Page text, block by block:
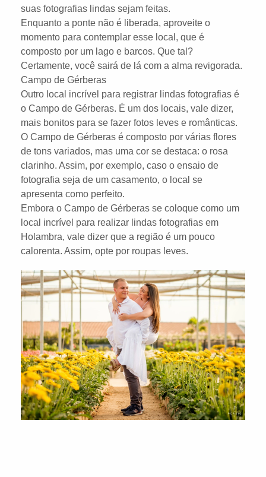
suas fotografias lindas sejam feitas.
Enquanto a ponte não é liberada, aproveite o
momento para contemplar esse local, que é
composto por um lago e barcos. Que tal?
Certamente, você sairá de lá com a alma revigorada.
Campo de Gérberas
Outro local incrível para registrar lindas fotografias é
o Campo de Gérberas. É um dos locais, vale dizer,
mais bonitos para se fazer fotos leves e românticas.
O Campo de Gérberas é composto por várias flores
de tons variados, mas uma cor se destaca: o rosa
clarinho. Assim, por exemplo, caso o ensaio de
fotografia seja de um casamento, o local se
apresenta como perfeito.
Embora o Campo de Gérberas se coloque como um
local incrível para realizar lindas fotografias em
Holambra, vale dizer que a região é um pouco
calorenta. Assim, opte por roupas leves.